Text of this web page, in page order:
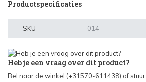
Productspecificaties
SKU 014
Heb je een vraag over dit product?
Bel naar de winkel (+31570-611438) of